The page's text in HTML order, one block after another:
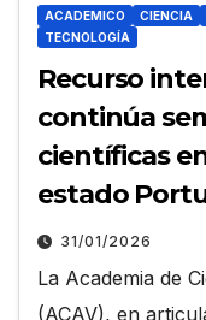
ACADEMICO CIENCIA
TECNOLOGÍA
Recurso
continúa
científicas
estado
31/01/2026
La Academia de
(ACAV), en